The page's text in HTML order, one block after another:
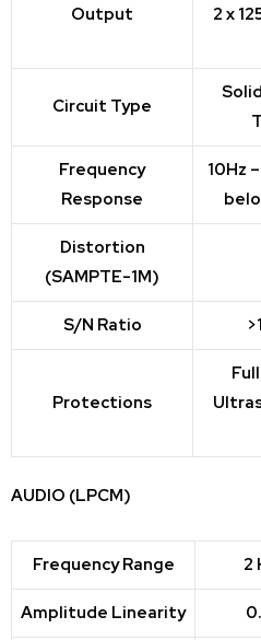
Output
2 x
Circuit Type
Frequency
Response
10Hz
Distortion
(SAMPTE-1M)
S/N Ratio
Protections
AUDIO (LPCM)
Frequency Range 2
Amplitude Linearity